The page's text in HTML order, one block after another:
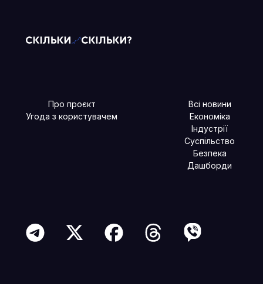
Про проєкт
Угода з користувачем
Всі новини
Економіка
Індустрії
Суспільство
Безпека
Дашборди
Читайте більше в наших соцмережах